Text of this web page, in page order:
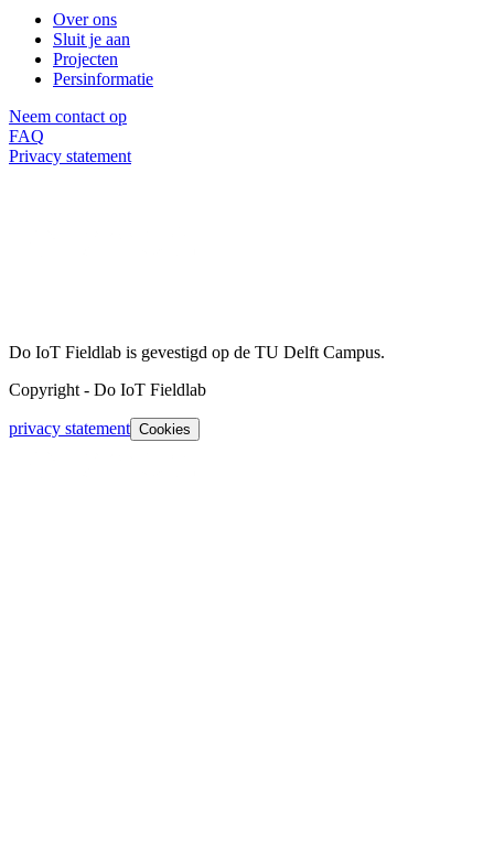
Over ons
Sluit je aan
Projecten
Persinformatie
Neem contact op
FAQ
Privacy statement
Do IoT Fieldlab is gevestigd op de TU Delft Campus.
Copyright - Do IoT Fieldlab
privacy statement Cookies